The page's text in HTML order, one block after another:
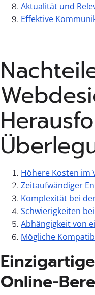
Aktualität und
Effektive
Höhere Kosten im
Zeitaufwändiger
Komplexität bei
Schwierigkeiten
Abhängigkeit von
Mögliche
Online-